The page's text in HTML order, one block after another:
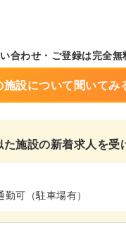
合わせ・ご登録は完全無
施設について聞いてみ
た施設の新着求人を受
可（駐車場有）